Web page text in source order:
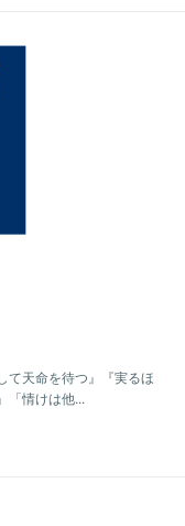
て天命を待つ』『実るほ
「情けは他...